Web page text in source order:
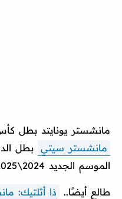
مانشستر يونايتد بطل كأس
مانشستر سيتي بطل
الموسم الجديد 2024\2025 للكرة الإنجليزية.
طالع أيضًا..
ذا أثلتيك: